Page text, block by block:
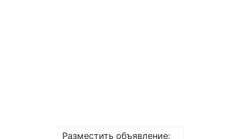
Разместить объявление: